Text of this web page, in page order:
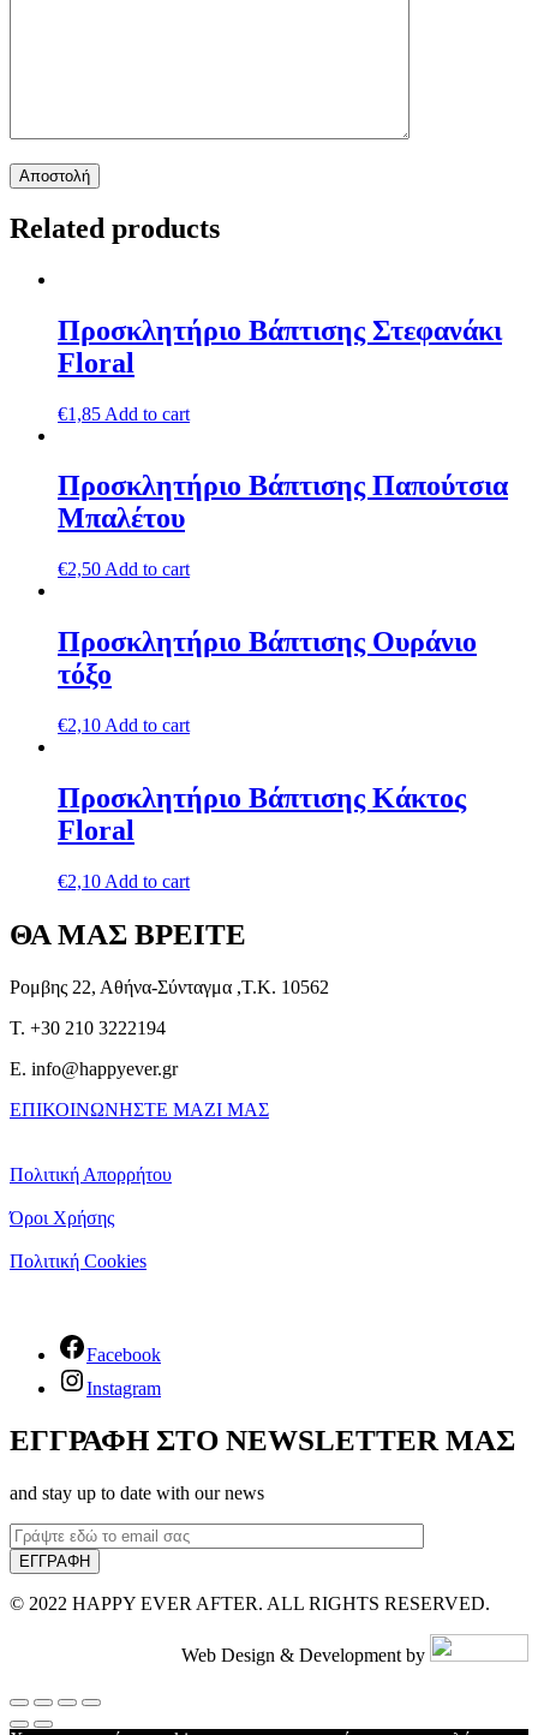
Related products
Προσκλητήριο Βάπτισης Στεφανάκι
Floral
€1,85 Add to cart
Προσκλητήριο Βάπτισης Παπούτσια
Μπαλέτου
€2,50 Add to cart
Προσκλητήριο Βάπτισης Ουράνιο
τόξο
€2,10 Add to cart
Προσκλητήριο Βάπτισης Κάκτος
Floral
€2,10 Add to cart
ΘΑ ΜΑΣ ΒΡΕΙΤΕ
Ρομβης 22, Αθήνα-Σύνταγμα ,Τ.Κ. 10562
T. +30 210 3222194
E. info@happyever.gr
ΕΠΙΚΟΙΝΩΝΗΣΤΕ ΜΑΖΙ ΜΑΣ
Πολιτική Απορρήτου
Όροι Χρήσης
Πολιτική Cookies
Facebook
Instagram
ΕΓΓΡΑΦΗ ΣΤΟ NEWSLETTER ΜΑΣ
and stay up to date with our news
© 2022 HAPPY EVER AFTER. ALL RIGHTS RESERVED.
Web Design & Development by